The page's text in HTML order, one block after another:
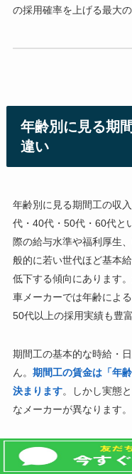
の採用確率を上げる最大の
年齢別に見る期
違い
年齢別に見る期間工の収
代・40代・50代・60代と
際の給与水準や福利厚生
般的に若い世代ほど基本
低下する傾向にあります
車メーカーでは年齢によ
50代以上の採用実績も豊富
期間工の基本的な時給・
ん。 期間工の賃金は「年
決まります。しかし実態
なメーカーが異なります。
年
代
採用されやすい職